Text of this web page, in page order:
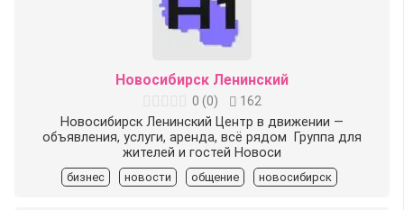
Новосибирск Ленинский
0 (0)
162
Новосибирск Ленинский Центр в движении —
объявления, услуги, аренда, всё рядом ️ Группа для
жителей и гостей Новоси
бизнес новости общение новосибирск